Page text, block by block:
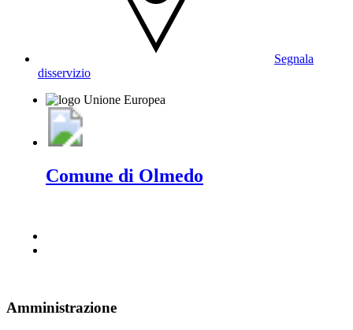
Segnala
disservizio
Comune di Olmedo
Amministrazione